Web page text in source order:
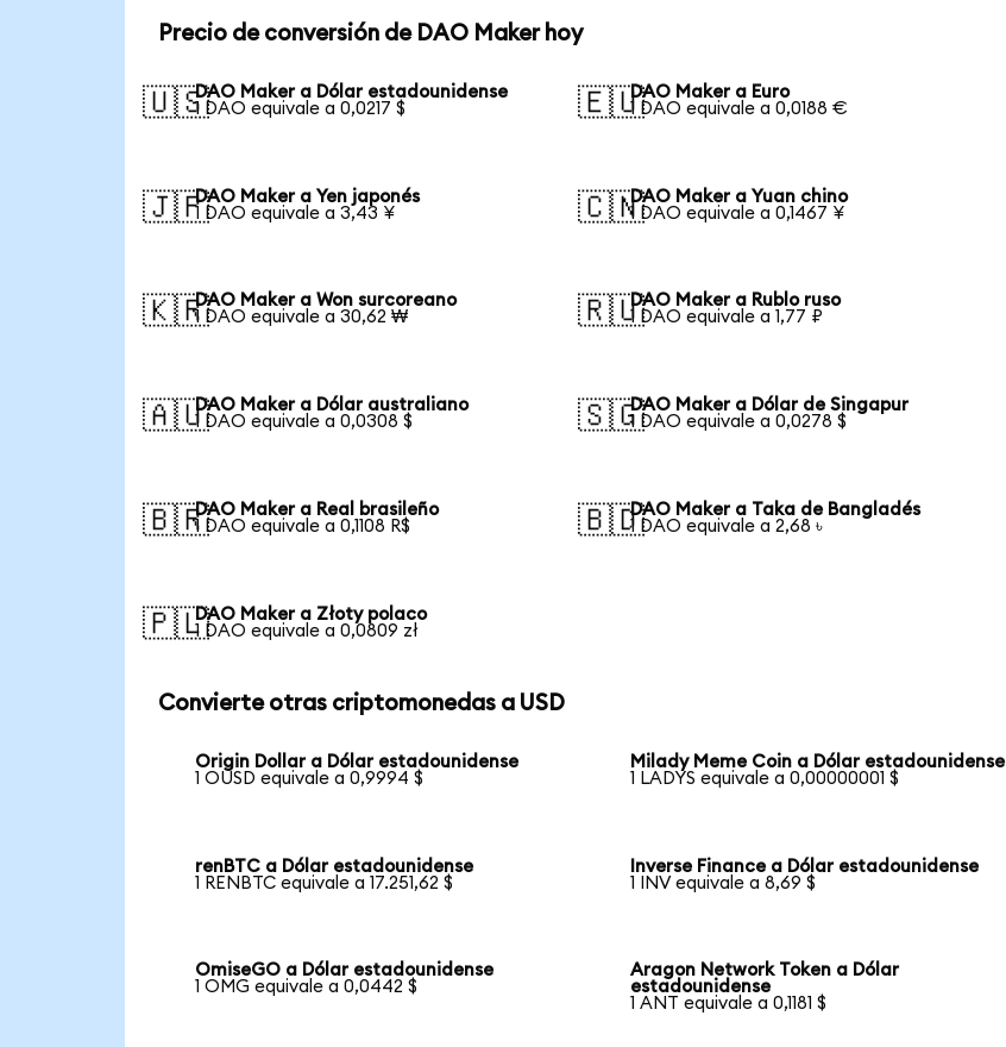
Precio de conversión de DAO Maker hoy
🇺🇸DAO Maker a Dólar estadounidense
1 DAO equivale a 0,0217 $
🇪🇺DAO Maker a Euro
1 DAO equivale a 0,0188 €
🇯🇵DAO Maker a Yen japonés
1 DAO equivale a 3,43 ¥
🇨🇳DAO Maker a Yuan chino
1 DAO equivale a 0,1467 ¥
🇰🇷DAO Maker a Won surcoreano
1 DAO equivale a 30,62 ₩
🇷🇺DAO Maker a Rublo ruso
1 DAO equivale a 1,77 ₽
🇦🇺DAO Maker a Dólar australiano
1 DAO equivale a 0,0308 $
🇸🇬DAO Maker a Dólar de Singapur
1 DAO equivale a 0,0278 $
🇧🇷DAO Maker a Real brasileño
1 DAO equivale a 0,1108 R$
🇧🇩DAO Maker a Taka de Bangladés
1 DAO equivale a 2,68 ৳
🇵🇱DAO Maker a Złoty polaco
1 DAO equivale a 0,0809 zł
Convierte otras criptomonedas a USD
Origin Dollar a Dólar estadounidense
1 OUSD equivale a 0,9994 $
Milady Meme Coin a Dólar estadounidense
1 LADYS equivale a 0,00000001 $
renBTC a Dólar estadounidense
1 RENBTC equivale a 17.251,62 $
Inverse Finance a Dólar estadounidense
1 INV equivale a 8,69 $
OmiseGO a Dólar estadounidense
1 OMG equivale a 0,0442 $
Aragon Network Token a Dólar
estadounidense
1 ANT equivale a 0,1181 $